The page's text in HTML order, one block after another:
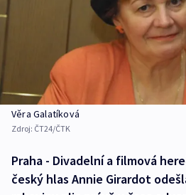
Věra Galatíková
Zdroj: ČT24/ČTK
Praha - Divadelní a filmová
český hlas Annie Girardot